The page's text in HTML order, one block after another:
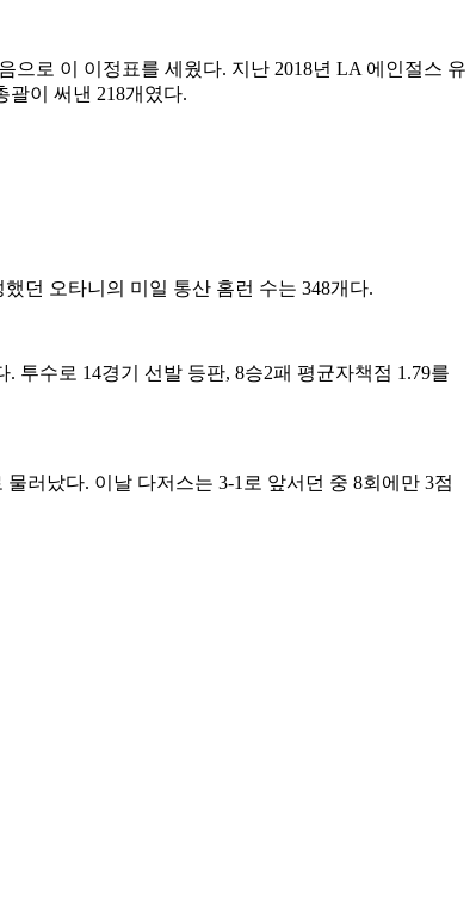
으로 이 이정표를 세웠다. 지난 2018년 LA 에인절스 유
괄이 써낸 218개였다.
던 오타니의 미일 통산 홈런 수는 348개다.
투수로 14경기 선발 등판, 8승2패 평균자책점 1.79를
러났다. 이날 다저스는 3-1로 앞서던 중 8회에만 3점